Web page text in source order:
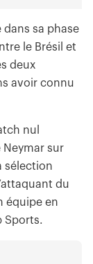
sa phase
le Brésil et
deux
avoir connu
nul
Neymar sur
sélection
du
équipe en
Sports.